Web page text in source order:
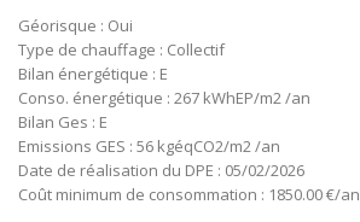
Géorisque : Oui
Type de chauffage : Collectif
Bilan énergétique : E
Conso. énergétique : 267 kWhEP/m2 /an
Bilan Ges : E
Emissions GES : 56 kgéqCO2/m2 /an
Date de réalisation du DPE : 05/02/2026
Coût minimum de consommation : 1850.00 €/an